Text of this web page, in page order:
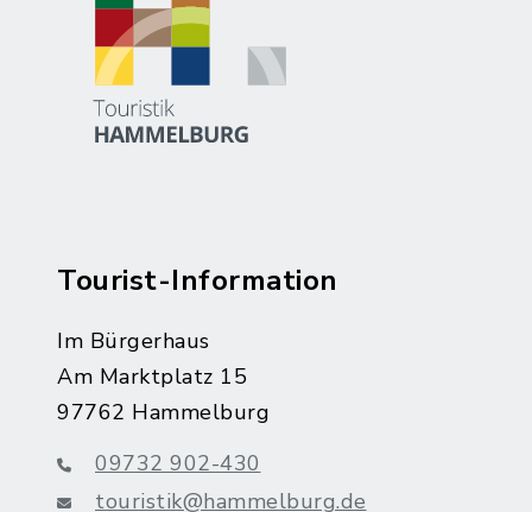
Tourist-Information
Im Bürgerhaus
Am Marktplatz 15
97762 Hammelburg
09732 902-430
touristik@hammelburg.de